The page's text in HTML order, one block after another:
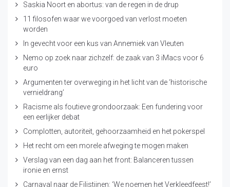
Saskia Noort en abortus: van de regen in de drup
11 filosofen waar we voorgoed van verlost moeten
worden
In gevecht voor een kus van Annemiek van Vleuten
Nemo op zoek naar zichzelf: de zaak van 3 iMacs voor 6
euro
Argumenten ter overweging in het licht van de ‘historische
vernieldrang’
Racisme als foutieve grondoorzaak: Een fundering voor
een eerlijker debat
Complotten, autoriteit, gehoorzaamheid en het pokerspel
Het recht om een morele afweging te mogen maken
Verslag van een dag aan het front: Balanceren tussen
ironie en ernst
Carnaval naar de Filistijnen: ‘We noemen het Verkleedfeest!’